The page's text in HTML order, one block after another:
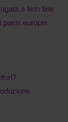
a lieto fine
paesi europei